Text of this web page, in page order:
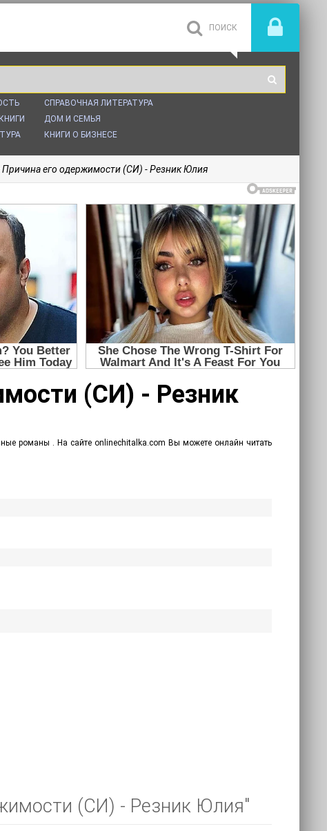
СПРАВОЧНАЯ ЛИТЕРАТУРА
ДОМ И СЕМЬЯ
КНИГИ О БИЗНЕСЕ
Причина его одержимости (СИ) - Резник Юлия
(СИ) - Резник
романы . На сайте onlinechitalka.com Вы можете онлайн читать
(СИ) - Резник Юлия"